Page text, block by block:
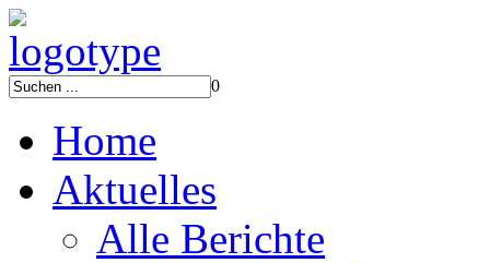
0
Home
Aktuelles
Alle Berichte